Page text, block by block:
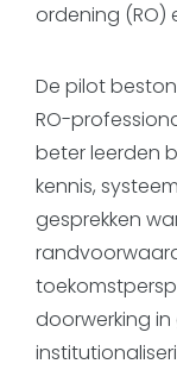
ordening
De pilot
RO-
beter leerden
kennis,
gesprekken
doorwerking